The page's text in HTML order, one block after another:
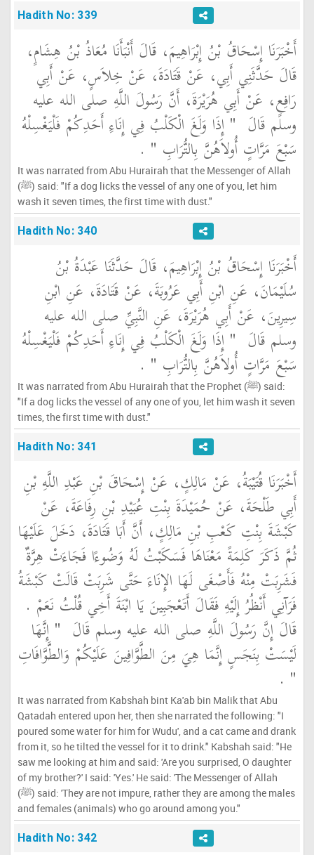
Hadith No: 339
أَخْبَرَنَا إِسْحَاقُ بْنُ إِبْرَاهِيمَ، قَالَ أَنْبَأَنَا مُعَاذُ بْنُ هِشَامٍ،
قَالَ حَدَّثَنِي أَبِي، عَنْ قَتَادَةَ، عَنْ خِلاَسٍ، عَنْ أَبِي
رَافِعٍ، عَنْ أَبِي هُرَيْرَةَ، أَنَّ رَسُولَ اللَّهِ صلى الله عليه
وسلم قَالَ ‏ "‏ إِذَا وَلَغَ الْكَلْبُ فِي إِنَاءِ أَحَدِكُمْ فَلْيَغْسِلْهُ
سَبْعَ مَرَّاتٍ أُولاَهُنَّ بِالتُّرَابِ ‏" ‏ ‏.‏
It was narrated from Abu Hurairah that the Messenger of Allah
(ﷺ) said: "If a dog licks the vessel of any one of you, let him
wash it seven times, the first time with dust."
Hadith No: 340
أَخْبَرَنَا إِسْحَاقُ بْنُ إِبْرَاهِيمَ، قَالَ حَدَّثَنَا عَبْدَةُ بْنُ
سُلَيْمَانَ، عَنِ ابْنِ أَبِي عَرُوبَةَ، عَنْ قَتَادَةَ، عَنِ ابْنِ
سِيرِينَ، عَنْ أَبِي هُرَيْرَةَ، عَنِ النَّبِيِّ صلى الله عليه
وسلم قَالَ ‏ "‏ إِذَا وَلَغَ الْكَلْبُ فِي إِنَاءِ أَحَدِكُمْ فَلْيَغْسِلْهُ
سَبْعَ مَرَّاتٍ أُولاَهُنَّ بِالتُّرَابِ ‏" ‏ ‏.‏
It was narrated from Abu Hurairah that the Prophet (ﷺ) said:
"If a dog licks the vessel of any one of you, let him wash it seven
times, the first time with dust."
Hadith No: 341
أَخْبَرَنَا قُتَيْبَةُ، عَنْ مَالِكٍ، عَنْ إِسْحَاقَ بْنِ عَبْدِ اللَّهِ بْنِ
أَبِي طَلْحَةَ، عَنْ حُمَيْدَةَ بِنْتِ عُبَيْدِ بْنِ رِفَاعَةَ، عَنْ
كَبْشَةَ بِنْتِ كَعْبِ بْنِ مَالِكٍ، أَنَّ أَبَا قَتَادَةَ، دَخَلَ عَلَيْهَا
ثُمَّ ذَكَرَ كَلِمَةً مَعْنَاهَا فَسَكَبْتُ لَهُ وَضُوءًا فَجَاءَتْ هِرَّةٌ
فَشَرِبَتْ مِنْهُ فَأَصْغَى لَهَا الإِنَاءَ حَتَّى شَرِبَتْ قَالَتْ كَبْشَةُ
فَرَآنِي أَنْظُرُ إِلَيْهِ فَقَالَ أَتَعْجَبِينَ يَا ابْنَةَ أَخِي قُلْتُ نَعَمْ ‏.‏
قَالَ إِنَّ رَسُولَ اللَّهِ صلى الله عليه وسلم قَالَ ‏ "‏ إِنَّهَا
لَيْسَتْ بِنَجَسٍ إِنَّمَا هِيَ مِنَ الطَّوَّافِينَ عَلَيْكُمْ وَالطَّوَّافَاتِ
‏"
‏ ‏.‏
It was narrated from Kabshah bint Ka'ab bin Malik that Abu
Qatadah entered upon her, then she narrated the following: "I
poured some water for him for Wudu', and a cat came and drank
from it, so he tilted the vessel for it to drink." Kabshah said: "He
saw me looking at him and said: 'Are you surprised, O daughter
of my brother?' I said: 'Yes.' He said: 'The Messenger of Allah
(ﷺ) said: 'They are not impure, rather they are among the males
and females (animals) who go around among you."
Hadith No: 342